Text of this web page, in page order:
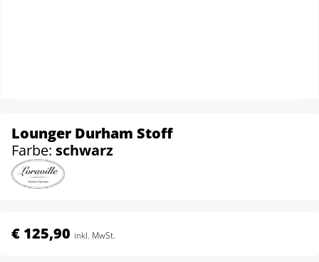
Lounger Durham Stoff
Farbe: schwarz
€ 125,90 inkl. MwSt.